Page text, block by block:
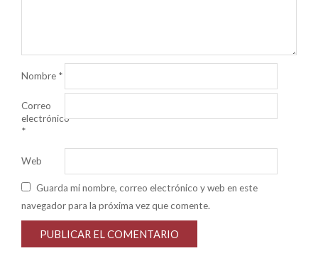
Nombre *
Correo
electrónico
*
Web
Guarda mi nombre, correo electrónico y web en este
navegador para la próxima vez que comente.